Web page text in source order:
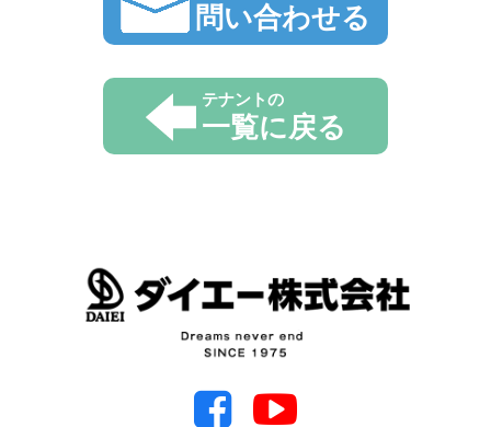
問い合わせる
テナントの
一覧に戻る